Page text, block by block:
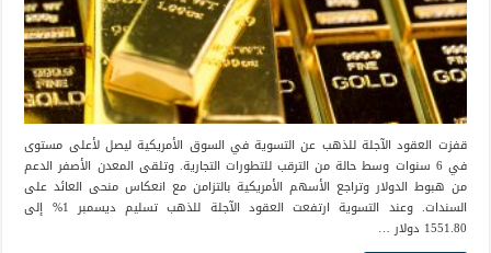
قفزت العقود الآجلة للذهب عن التسوية في السوق الأمريكية ليصل لأعلى مستوى
في 6 سنوات وسط حالة من الترقب للتطورات التجارية. وتلقى المعدن الأصفر الدعم
من هبوط الدولار وتراجع الأسهم الأمريكية بالتزامن مع انعكاس منحى العائد على
السندات. وعند التسوية ارتفعت العقود الآجلة للذهب تسليم ديسمبر 1% إلى
1551.80 دولار …